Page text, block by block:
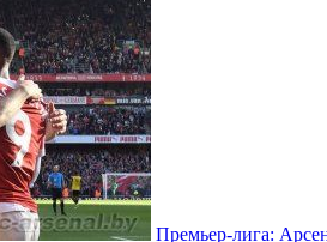
Премьер-лига: